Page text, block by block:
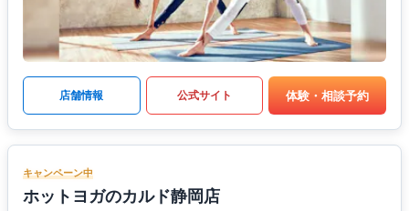
店舗情報 公式サイト 体験・相談予約
キャンペーン中
ホットヨガのカルド静岡店